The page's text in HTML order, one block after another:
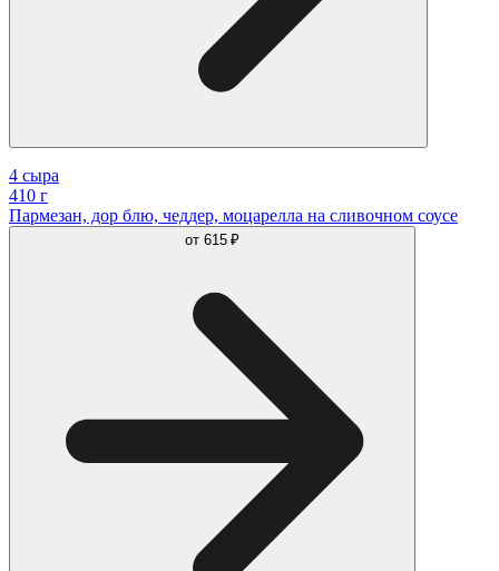
4 сыра
410 г
Пармезан, дор блю, чеддер, моцарелла на сливочном соусе
от 615 ₽